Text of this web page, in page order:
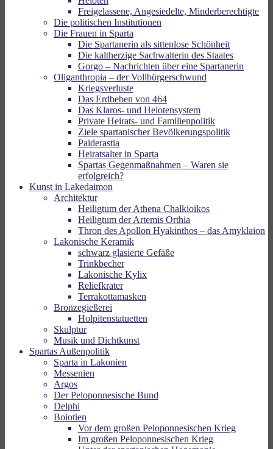
Freigelassene, Angesiedelte, Minderberechtigte
Die politischen Institutionen
Die Frauen in Sparta
Die Spartanerin als sittenlose Schönheit
Die kaltherzige Sachwalterin des Staates
Gorgo – Nachrichten über eine Spartanerin
Oliganthropia – der Vollbürgerschwund
Kriegsverluste
Das Erdbeben von 464
Das Klaros- und Helotensystem
Private Heirats- und Familienpolitik
Ziele spartanischer Bevölkerungspolitik
Paiderastia
Heiratsalter in Sparta
Spartas Gegenmaßnahmen – Waren sie
erfolgreich?
Kunst in Lakedaimon
Architektur
Heiligtum der Athena Chalkioikos
Heiligtum der Artemis Orthia
Thron des Apollon Hyakinthos – das Amyklaion
Lakonische Keramik
schwarz glasierte Gefäße
Trinkbecher
Lakonische Kylix
Reliefkrater
Terrakottamasken
Bronzegießerei
Holpitenstatuetten
Skulptur
Musik und Dichtkunst
Spartas Außenpolitik
Sparta in Lakonien
Messenien
Argos
Der Peloponnesische Bund
Delphi
Boiotien
Vor dem großen Peloponnesischen Krieg
Im großen Peloponnesischen Krieg